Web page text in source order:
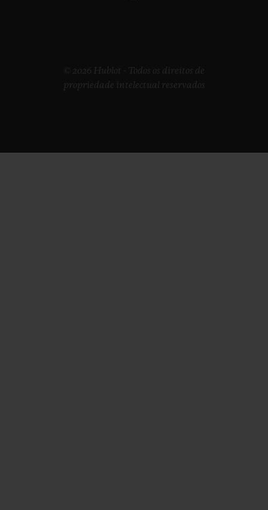
© 2026 Hublot - Todos os direitos de
propriedade intelectual reservados